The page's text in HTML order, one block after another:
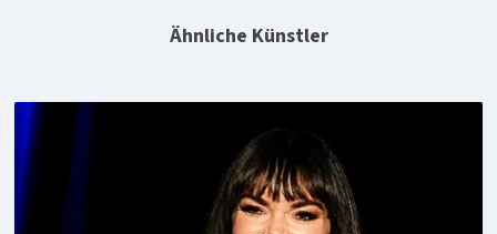
Ähnliche Künstler